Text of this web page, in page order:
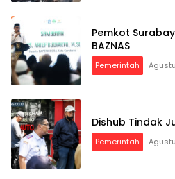
Pemkot
BAZNAS
Pemerintah
Dishub Tindak
Pemerintah